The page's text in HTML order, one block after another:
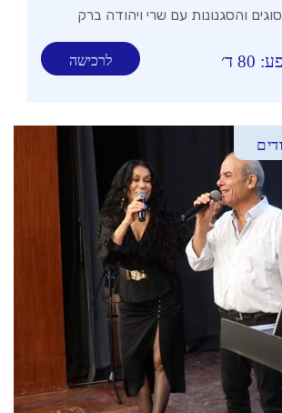
והסגנונות עם שרי ויהודה ברק
לרכישה ד׳